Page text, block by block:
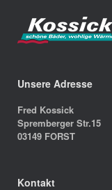
Unsere Adresse
Fred Kossick
Spremberger Str.15
03149 FORST
Kontakt